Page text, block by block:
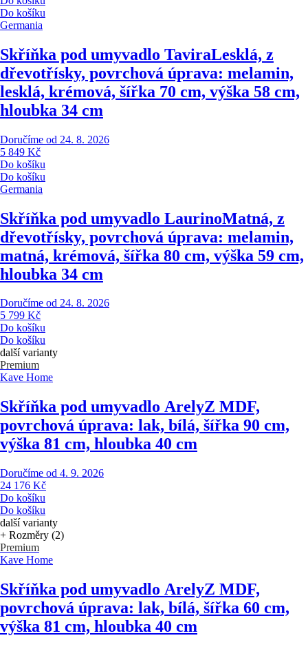
Do košíku
Germania
Skříňka pod umyvadlo TaviraLesklá, z
dřevotřísky, povrchová úprava: melamin,
lesklá, krémová, šířka 70 cm, výška 58 cm,
hloubka 34 cm
Doručíme od 24. 8. 2026
5 849 Kč
Do košíku
Do košíku
Germania
Skříňka pod umyvadlo LaurinoMatná, z
dřevotřísky, povrchová úprava: melamin,
matná, krémová, šířka 80 cm, výška 59 cm,
hloubka 34 cm
Doručíme od 24. 8. 2026
5 799 Kč
Do košíku
Do košíku
další varianty
Premium
Kave Home
Skříňka pod umyvadlo ArelyZ MDF,
povrchová úprava: lak, bílá, šířka 90 cm,
výška 81 cm, hloubka 40 cm
Doručíme od 4. 9. 2026
24 176 Kč
Do košíku
Do košíku
další varianty
+ Rozměry (2)
Premium
Kave Home
Skříňka pod umyvadlo ArelyZ MDF,
povrchová úprava: lak, bílá, šířka 60 cm,
výška 81 cm, hloubka 40 cm